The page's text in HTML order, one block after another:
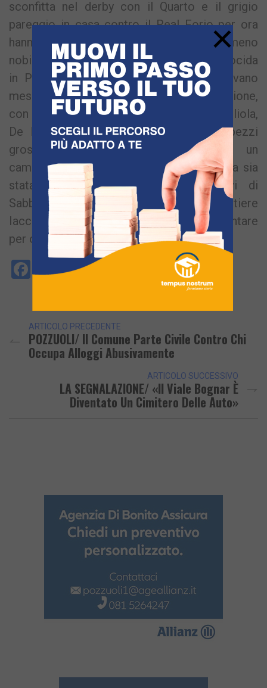
sconfitta nel derby con il Quarto e il grigio
pareggio in casa contro il Real Forio per ora
hanno relegato i bacolesi ad ambizioni meno
nobili. Discorso simile per il Monte di Procida
in Promozione, i montesi in estate avevano
messo su una rosa di lusso per la Promozione,
con gente del calibro di Borrino, Costagliola,
De Luca, Di Matteo, D’Oriano ed altri pezzi
grossi che lasciavano intravedere un
campionato di vertice. Nonostante la rosa sia
stata ancora puntellata con gli arrivi di
Sabbatino e molto probabilmente del portiere
Iaccarino, i flegrei si sono dovuti accontentare
per ora di soli 4 pareggi.
Facebook
Messenger
WhatsApp
TelegramEmail
Copy
Link
ARTICOLO PRECEDENTE
POZZUOLI/ Il Comune Parte Civile Contro Chi
Occupa Alloggi Abusivamente
ARTICOLO SUCCESSIVO
LA SEGNALAZIONE/ «Il Viale Bognar È
Diventato Un Cimitero Delle Auto»
×